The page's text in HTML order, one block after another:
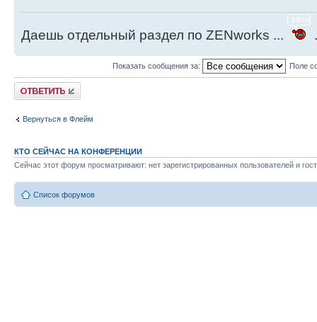
Даешь отдельный раздел по ZENworks ...
Показать сообщения за: Поле
Ответить
Вернуться в Флейм
КТО СЕЙЧАС НА КОНФЕРЕНЦИИ
Сейчас этот форум просматривают: нет зарегистрированных пользователей и
Список форумов